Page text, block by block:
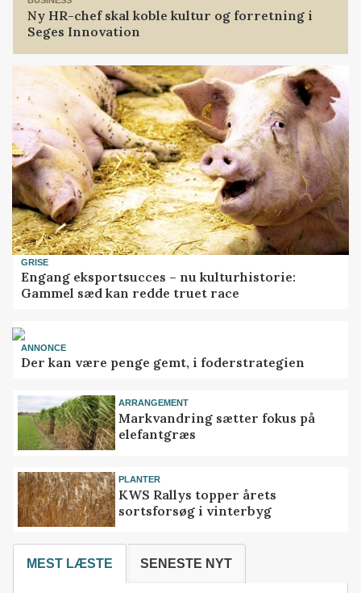
Ny HR-chef skal koble kultur og forretning i
Seges Innovation
GRISE
Engang eksportsucces – nu kulturhistorie:
Gammel sæd kan redde truet race
ANNONCE
Der kan være penge gemt, i foderstrategien
ARRANGEMENT
Markvandring sætter fokus på
elefantgræs
PLANTER
KWS Rallys topper årets
sortsforsøg i vinterbyg
MEST LÆSTE SENESTE NYT